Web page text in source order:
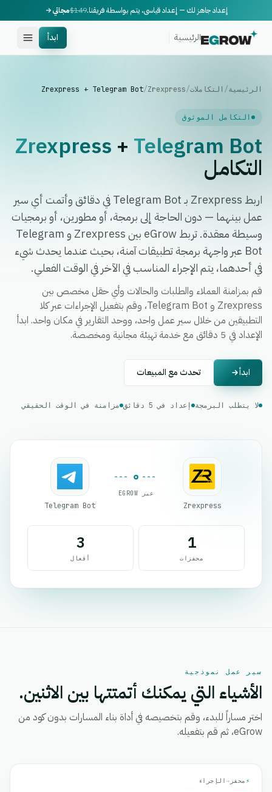
إعداد جاهز لك — إعداد قياسي، يتم بواسطة فريقنا.$149مجاني
الرئيسية ابدأ
الرئيسية/ التكاملات/
Zrexpress
/
Zrexpress + Telegram Bot
التكامل الموثوق
Zrexpress + Telegram Bot
التكامل
اربط Zrexpress بـ Telegram Bot في دقائق وأتمت أي سير
عمل بينهما — دون الحاجة إلى برمجة، أو مطورين، أو برمجيات
وسيطة معقدة. تربط eGrow بين Zrexpress و Telegram
Bot عبر واجهة برمجة تطبيقات آمنة، بحيث عندما يحدث شيء
في أحدهما، يتم الإجراء المناسب في الآخر في الوقت الفعلي.
قم بمزامنة العملاء والطلبات والحالات وأي حقل مخصص بين
Zrexpress و Telegram Bot، وقم بتفعيل الإجراءات عبر كلا
التطبيقين من خلال سير عمل واحد، ووحد التقارير في مكان واحد. ابدأ
الإعداد في 5 دقائق مع خدمة تهيئة مجانية ومخصصة.
ابدأ تحدث مع المبيعات
لا يتطلب البرمجة إعداد في 5 دقائق مزامنة في الوقت الحقيقي
Zrexpress
عبر EGROW
Telegram Bot
1
محفزات
3
أفعال
سير عمل نموذجية
الأشياء التي يمكنك أتمتتها بين الاثنين.
اختر مساراً للبدء، وقم بتخصيصه في أداة بناء المسارات بدون كود من
eGrow، ثم قم بتفعيله.
⚡ محفز →الإجراء